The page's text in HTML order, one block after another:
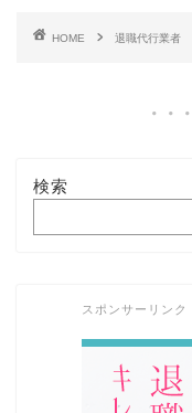
HOME 退職代行業者
検索
スポンサーリンク